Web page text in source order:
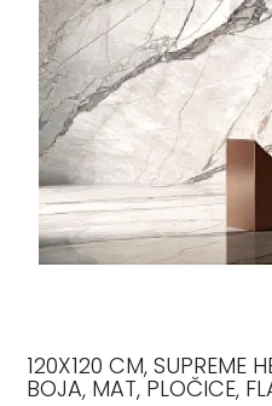
120X120 CM, SUPREME
BOJA, MAT, PLOČICE,